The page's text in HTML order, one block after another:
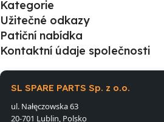
Kategorie
Užitečné odkazy
Patiční nabídka
Kontaktní údaje společnosti
SL SPARE PARTS Sp. z o.o.
ul. Nałęczowska 63
20-701 Lublin, Polsko